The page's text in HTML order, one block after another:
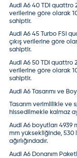
Audi A6 40 TDI quattro
verilerine göre olarak
sahiptir.
Audi A6 45 Turbo FSI
çıkış verilerine göre
sahiptir.
Audi A6 50 TDI quattro
verilerine göre olarak
sahiptir.
Audi A6 Tasarımı ve
Tasarım verimlilikle
hissedilmekle kalmaz
Audi A6 boyutları 4939
mm yüksekliğinde, 530
ağırlığındadır.
Audi A6 Donanım